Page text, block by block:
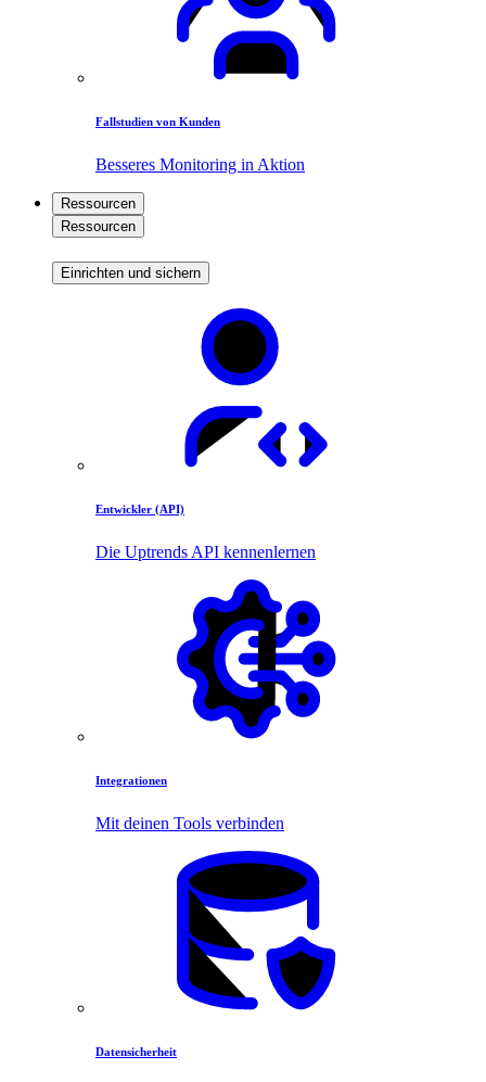
Fallstudien von Kunden
Besseres Monitoring in Aktion
Ressourcen
Ressourcen
Einrichten und sichern
Entwickler (API)
Die Uptrends API kennenlernen
Integrationen
Mit deinen Tools verbinden
Datensicherheit